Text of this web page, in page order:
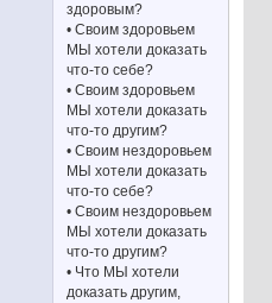
здоровым?
• Своим здоровьем
МЫ хотели доказать
что-то себе?
• Своим здоровьем
МЫ хотели доказать
что-то другим?
• Своим нездоровьем
МЫ хотели доказать
что-то себе?
• Своим нездоровьем
МЫ хотели доказать
что-то другим?
• Что МЫ хотели
доказать другим,